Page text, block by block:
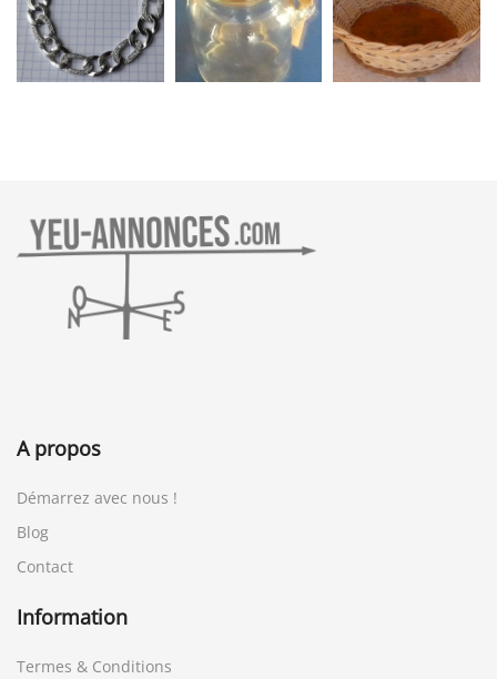
A propos
Démarrez avec nous !
Blog
Contact
Information
Termes & Conditions